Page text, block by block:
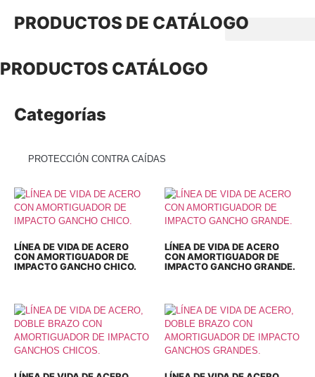
PRODUCTOS DE CATÁLOGO
PRODUCTOS CATÁLOGO
Categorías
PROTECCIÓN CONTRA CAÍDAS
LÍNEA DE VIDA DE ACERO
CON AMORTIGUADOR DE
IMPACTO GANCHO CHICO.
LÍNEA DE VIDA DE ACERO
CON AMORTIGUADOR DE
IMPACTO GANCHO GRANDE.